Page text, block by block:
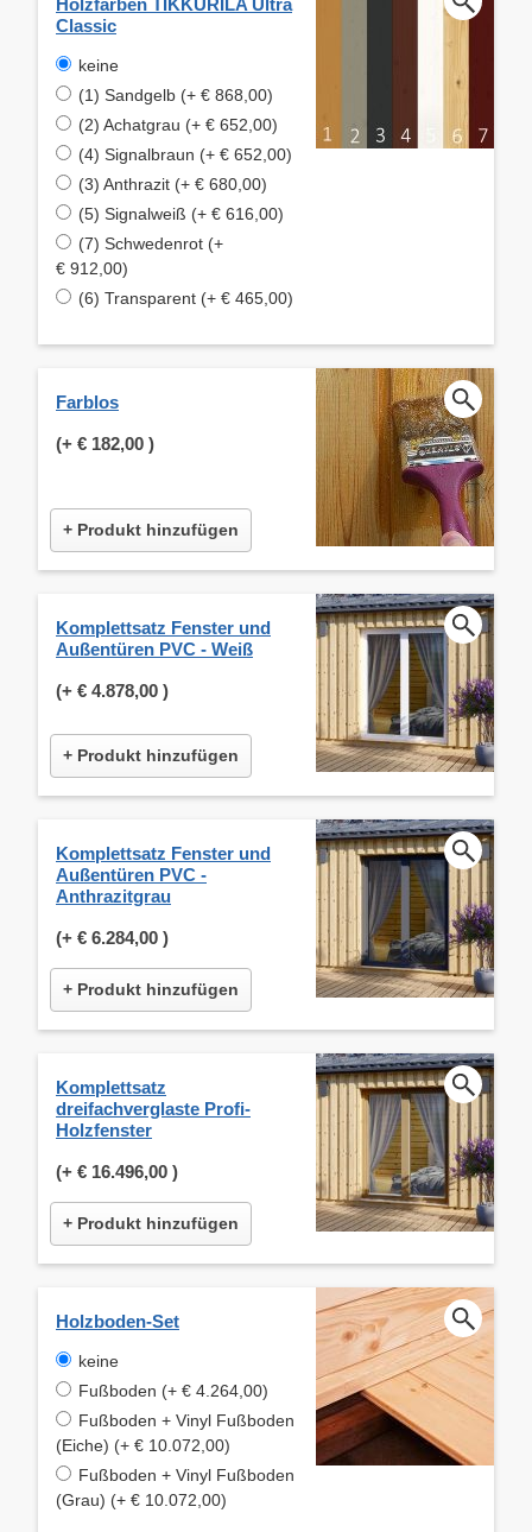
Classic
keine
(1) Sandgelb (+ € 868,00)
(2) Achatgrau (+ € 652,00)
(4) Signalbraun (+ € 652,00)
(3) Anthrazit (+ € 680,00)
(5) Signalweiß (+ € 616,00)
(7) Schwedenrot (+
€ 912,00)
(6) Transparent (+ € 465,00)
Farblos
(+ € 182,00 )
+ Produkt hinzufügen
Komplettsatz Fenster und
Außentüren PVC - Weiß
(+ € 4.878,00 )
+ Produkt hinzufügen
Komplettsatz Fenster und
Außentüren PVC -
Anthrazitgrau
(+ € 6.284,00 )
+ Produkt hinzufügen
Komplettsatz
dreifachverglaste Profi-
Holzfenster
(+ € 16.496,00 )
+ Produkt hinzufügen
Holzboden-Set
keine
Fußboden (+ € 4.264,00)
Fußboden + Vinyl Fußboden
(Eiche) (+ € 10.072,00)
Fußboden + Vinyl Fußboden
(Grau) (+ € 10.072,00)